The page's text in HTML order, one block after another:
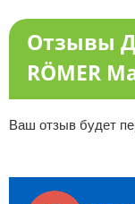
Отзывы
RÖMER
Ваш отзыв будет